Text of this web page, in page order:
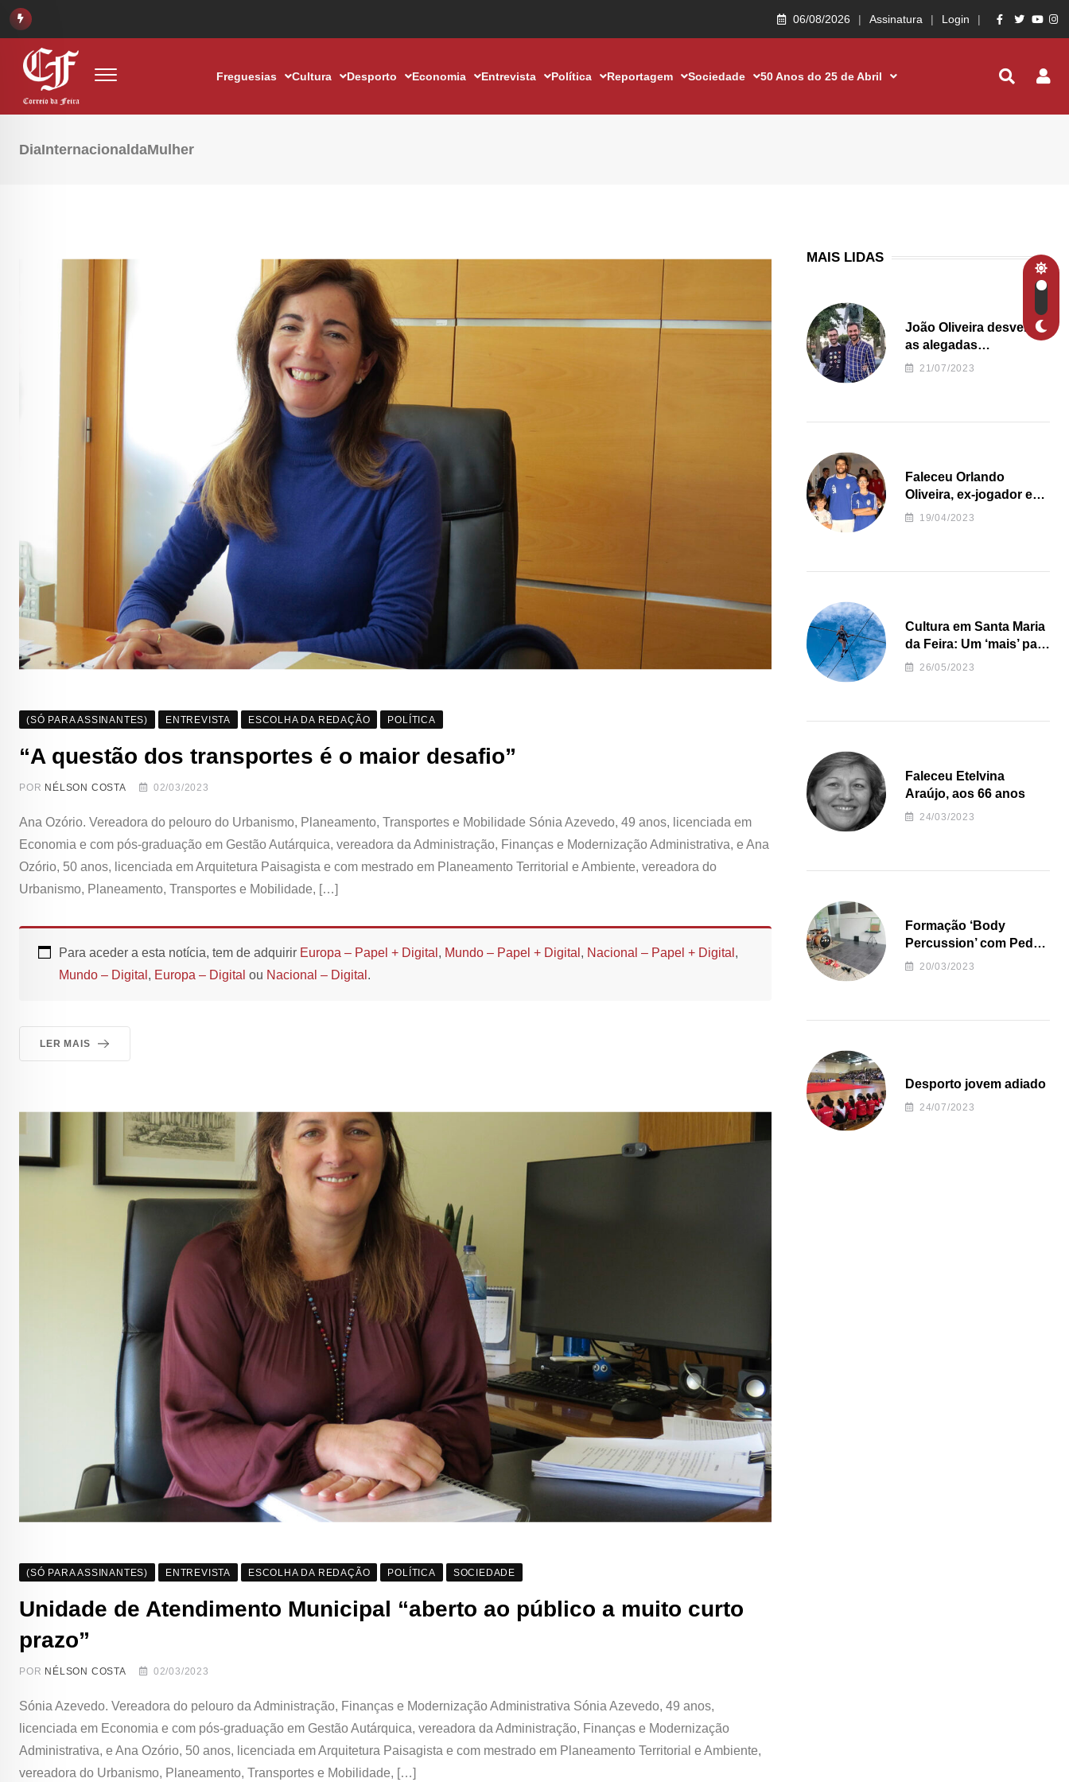
06/08/2026 Assinatura Login
Freguesias Cultura Desporto Economia Entrevista Política Reportagem Sociedade 50 Anos do 25 de Abril
DiaInternacionaldaMulher
(SÓ PARA ASSINANTES) ENTREVISTA ESCOLHA DA REDAÇÃO POLÍTICA
“A questão dos transportes é o maior desafio”
POR NÉLSON COSTA 02/03/2023
Ana Ozório. Vereadora do pelouro do Urbanismo, Planeamento, Transportes e Mobilidade Sónia Azevedo, 49 anos, licenciada em
Economia e com pós-graduação em Gestão Autárquica, vereadora da Administração, Finanças e Modernização Administrativa, e Ana
Ozório, 50 anos, licenciada em Arquitetura Paisagista e com mestrado em Planeamento Territorial e Ambiente, vereadora do
Urbanismo, Planeamento, Transportes e Mobilidade, […]
Para aceder a esta notícia, tem de adquirir Europa – Papel + Digital , Mundo – Papel + Digital , Nacional – Papel + Digital ,
Mundo – Digital , Europa – Digital ou Nacional – Digital .
LER MAIS
(SÓ PARA ASSINANTES) ENTREVISTA ESCOLHA DA REDAÇÃO POLÍTICA SOCIEDADE
Unidade de Atendimento Municipal “aberto ao público a muito curto
prazo”
POR NÉLSON COSTA 02/03/2023
Sónia Azevedo. Vereadora do pelouro da Administração, Finanças e Modernização Administrativa Sónia Azevedo, 49 anos,
licenciada em Economia e com pós-graduação em Gestão Autárquica, vereadora da Administração, Finanças e Modernização
Administrativa, e Ana Ozório, 50 anos, licenciada em Arquitetura Paisagista e com mestrado em Planeamento Territorial e Ambiente,
vereadora do Urbanismo, Planeamento, Transportes e Mobilidade, […]
MAIS LIDAS
João Oliveira desvenda
as alegadas
irregularidades da
21/07/2023
Faleceu Orlando
Oliveira, ex-jogador e
treinador da formação
19/04/2023
Cultura em Santa Maria
da Feira: Um ‘mais’ para
o Concelho
26/05/2023
Faleceu Etelvina
Araújo, aos 66 anos
24/03/2023
Formação ‘Body
Percussion’ com Pedro
Almeida
20/03/2023
Desporto jovem adiado
24/07/2023